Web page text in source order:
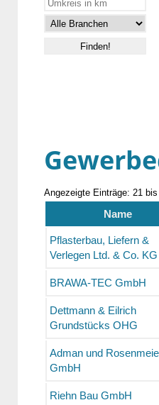
Angezeigte Einträge: 21
Name
Pflasterbau, Liefern &
Verlegen Ltd. & Co. KG
BRAWA-TEC GmbH
Dettmann & Eilrich
Grundstücks OHG
Adman und
GmbH
Riehn Bau GmbH